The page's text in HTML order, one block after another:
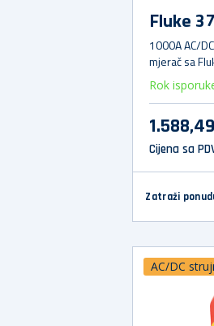
Fluke
1000A AC/
mjerač sa
2500A AC
Rok
Cijena sa
Zatraži
AC/DC